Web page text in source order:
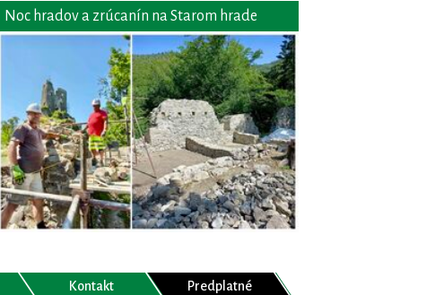
Noc hradov a zrúcanín na Starom hrade
Kontakt
Predplatné